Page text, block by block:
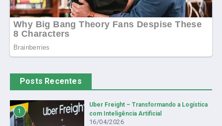
Posts Recentes
1
Uber Freight – Transformando a Logística
com Inteligência Artificial
16/04/2026